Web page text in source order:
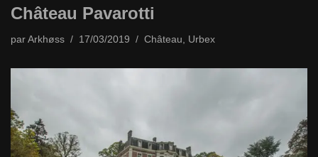
Château Pavarotti
par Arkhøss 17/03/2019 Château, Urbex